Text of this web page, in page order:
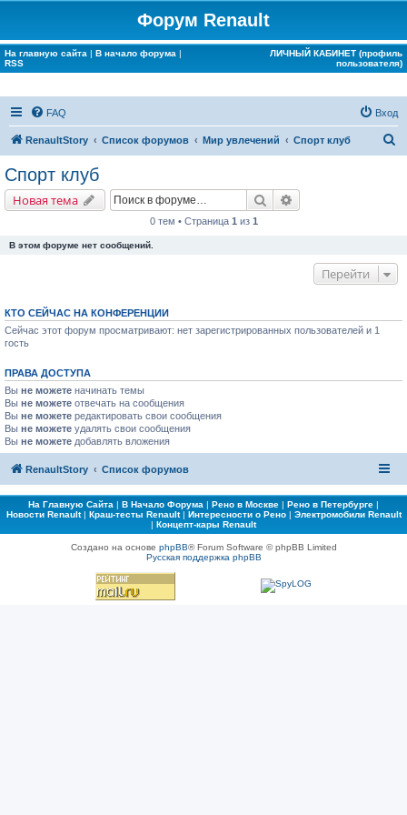
Форум Renault
На главную сайта | В начало форума |
RSS
ЛИЧНЫЙ КАБИНЕТ (профиль
пользователя)
FAQ Вход
RenaultStory Список форумов Мир увлечений Спорт клуб
Спорт клуб
Новая тема Поиск
0 тем • Страница 1 из 1
В этом форуме нет сообщений.
Перейти
КТО СЕЙЧАС НА КОНФЕРЕНЦИИ
Сейчас этот форум просматривают: нет зарегистрированных пользователей и 1
гость
ПРАВА ДОСТУПА
Вы не можете начинать темы
Вы не можете отвечать на сообщения
Вы не можете редактировать свои сообщения
Вы не можете удалять свои сообщения
Вы не можете добавлять вложения
RenaultStory Список форумов
На Главную Сайта | В Начало Форума | Рено в Москве | Рено в Петербурге |
Новости Renault| Краш-тесты Renault| Интересности о Рено| Электромобили Renault
| Концепт-кары Renault
Создано на основе phpBB® Forum Software © phpBB Limited
Русская поддержка phpBB